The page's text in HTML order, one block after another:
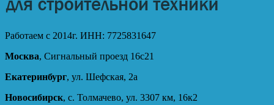
Работаем с 2014г. ИНН: 7725831647
Москва, Сигнальный проезд 16с21
Екатеринбург, ул. Шефская, 2а
Новосибирск, с. Толмачево, ул. 3307 км, 16к2